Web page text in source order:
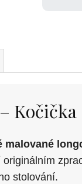
Kočička
malované
originálním
stolování.